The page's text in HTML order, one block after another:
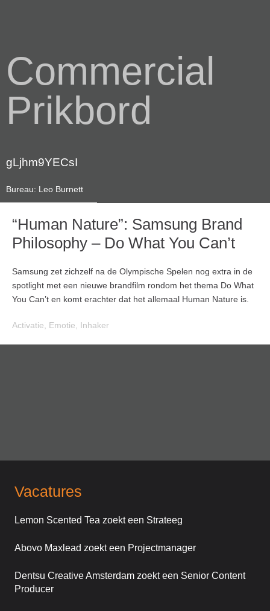
Commercial
Prikbord
gLjhm9YECsI
Bureau: Leo Burnett
“Human Nature”: Samsung Brand
Philosophy – Do What You Can’t
Samsung zet zichzelf na de Olympische Spelen nog extra in de
spotlight met een nieuwe brandfilm rondom het thema Do What
You Can’t en komt erachter dat het allemaal Human Nature is.
Activatie Emotie Inhaker
Vacatures
Lemon Scented Tea zoekt een Strateeg
Abovo Maxlead zoekt een Projectmanager
Dentsu Creative Amsterdam zoekt een Senior Content
Producer